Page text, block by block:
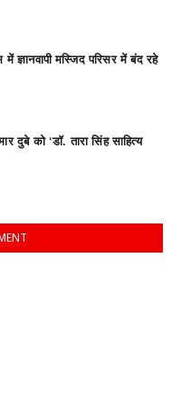
ज्ञानवापी मस्जिद परिसर में बंद रहे
दुबे को ‘डॉ. तारा सिंह साहित्य